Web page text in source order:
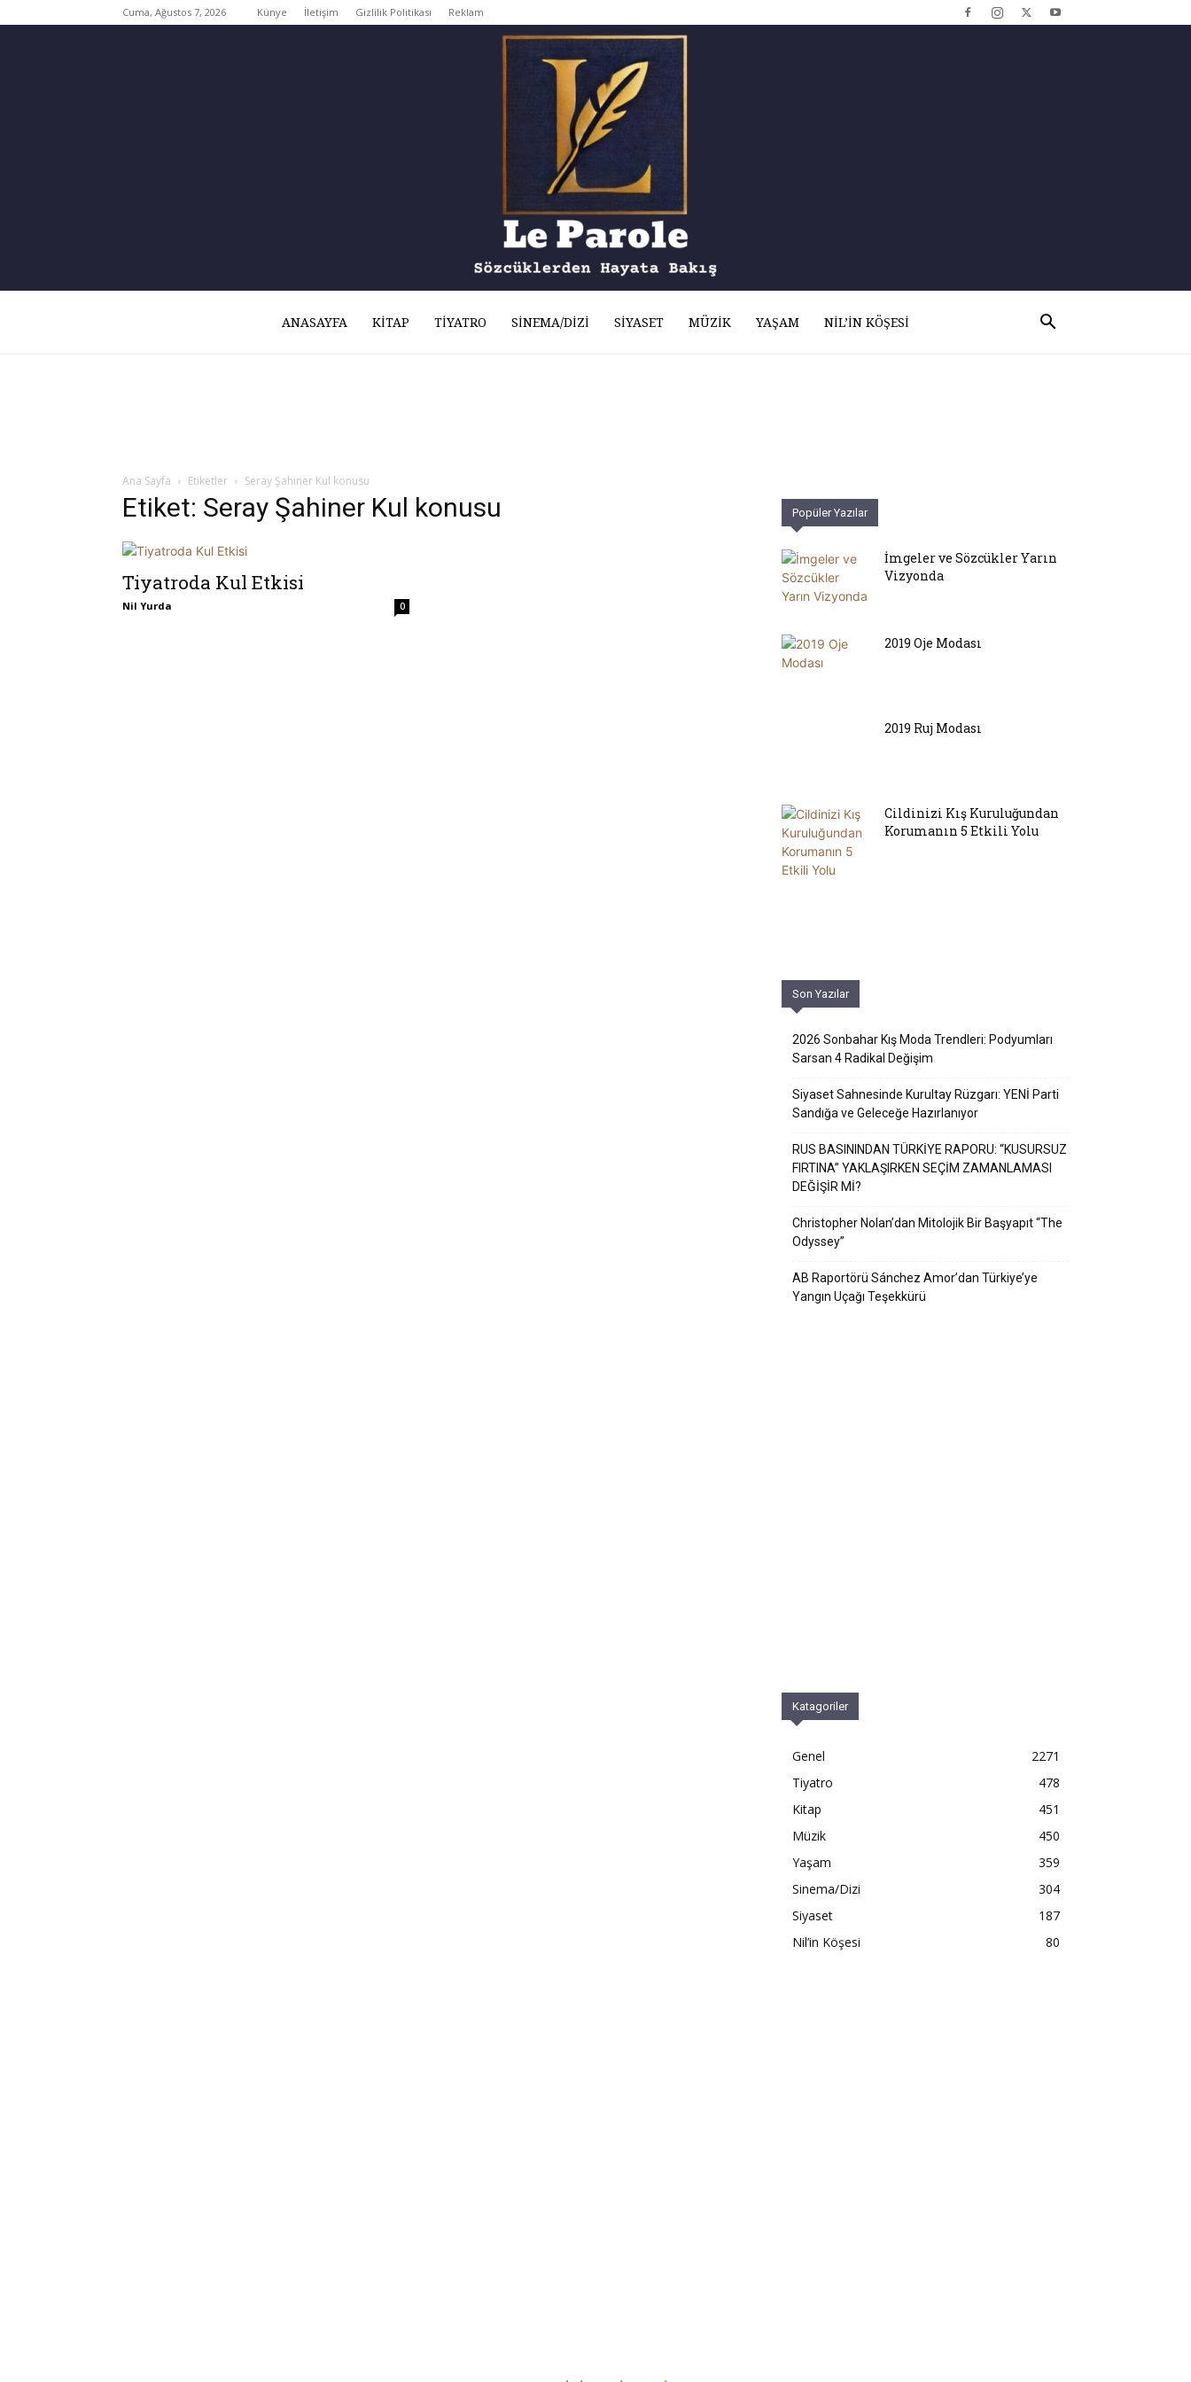
Cuma, Ağustos 7, 2026 Künye İletişim Gizlilik Politikası Reklam
ANASAYFA KITAP TIYATRO SINEMA/DIZI SIYASET MÜZIK YAŞAM NIL’IN KÖŞESI
Ana Sayfa Etiketler Seray Şahiner Kul konusu
Etiket: Seray Şahiner Kul konusu
Tiyatroda Kul Etkisi
Nil Yurda 0
Popüler Yazılar
İmgeler ve Sözcükler Yarın
Vizyonda
2019 Oje Modası
2019 Ruj Modası
Cildinizi Kış Kuruluğundan
Korumanın 5 Etkili Yolu
Son Yazılar
2026 Sonbahar Kış Moda Trendleri: Podyumları
Sarsan 4 Radikal Değişim
Siyaset Sahnesinde Kurultay Rüzgarı: YENİ Parti
Sandığa ve Geleceğe Hazırlanıyor
RUS BASININDAN TÜRKİYE RAPORU: “KUSURSUZ
FIRTINA” YAKLAŞIRKEN SEÇİM ZAMANLAMASI
DEĞİŞİR Mİ?
Christopher Nolan’dan Mitolojik Bir Başyapıt “The
Odyssey”
AB Raportörü Sánchez Amor’dan Türkiye’ye
Yangın Uçağı Teşekkürü
Katagoriler
Genel
2271
Tiyatro
478
Kitap
451
Müzik
450
Yaşam
359
Sinema/Dizi
304
Siyaset
187
Nil’in Köşesi
80